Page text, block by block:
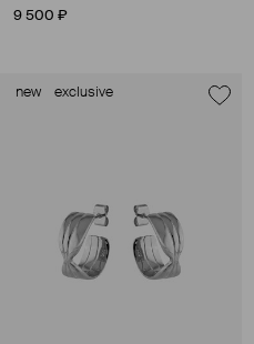
9 500 ₽
new exclusive